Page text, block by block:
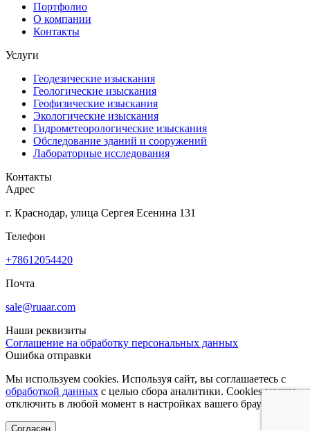
Портфолио
О компании
Контакты
Услуги
Геодезические изыскания
Геологические изыскания
Геофизические изыскания
Экологические изыскания
Гидрометеорологические изыскания
Обследование зданий и сооружений
Лабораторные исследования
Контакты
Адрес
г. Краснодар, улица Сергея Есенина 131
Телефон
+78612054420
Почта
sale@ruaar.com
Наши реквизиты
Соглашение на обработку персональных данных
Ошибка отправки
Мы используем cookies. Используя сайт, вы соглашаетесь с
обработкой данных с целью сбора аналитики. Cookies можно
отключить в любой момент в настройках вашего браузера.
Согласен